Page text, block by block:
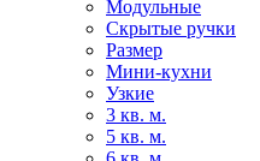
Модульные
Скрытые ручки
Размер
Мини-кухни
Узкие
3 кв. м.
5 кв. м.